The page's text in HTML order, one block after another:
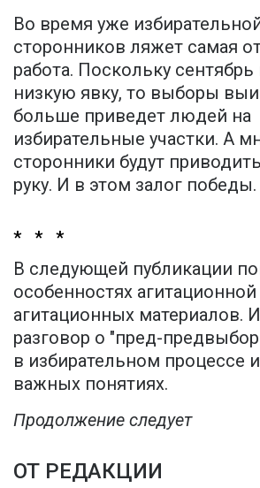
Во время уже
сторонников ляжет самая
работа. Поскольку сентябрь
низкую явку, то выборы
больше приведет людей на
избирательные участки. А
сторонники будут
руку. И в этом залог победы.
* * *
В следующей публикации
особенностях
агитационных материалов.
разговор о "пред-
в избирательном процессе
важных понятиях.
Продолжение следует
ОТ РЕДАКЦИИ